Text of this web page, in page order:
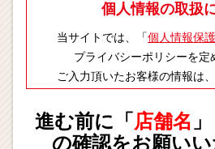
個人情報の取扱
当サイトでは、「個人情報保
プライバシーポリシーを定
ご入力頂いたお客様の情報は
進む前に「 店舗名
の確認をお願いい